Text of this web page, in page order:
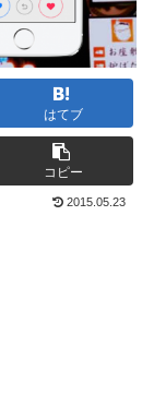
はてブ
コピー
2015.05.23